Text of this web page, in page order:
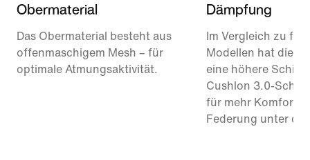
Obermaterial
Das Obermaterial besteht aus
offenmaschigem Mesh – für
optimale Atmungsaktivität.
Dämpfung
Im Vergleich zu
Modellen hat
eine höhere
Cushlon 3.0-
für mehr Komfort
Federung unter